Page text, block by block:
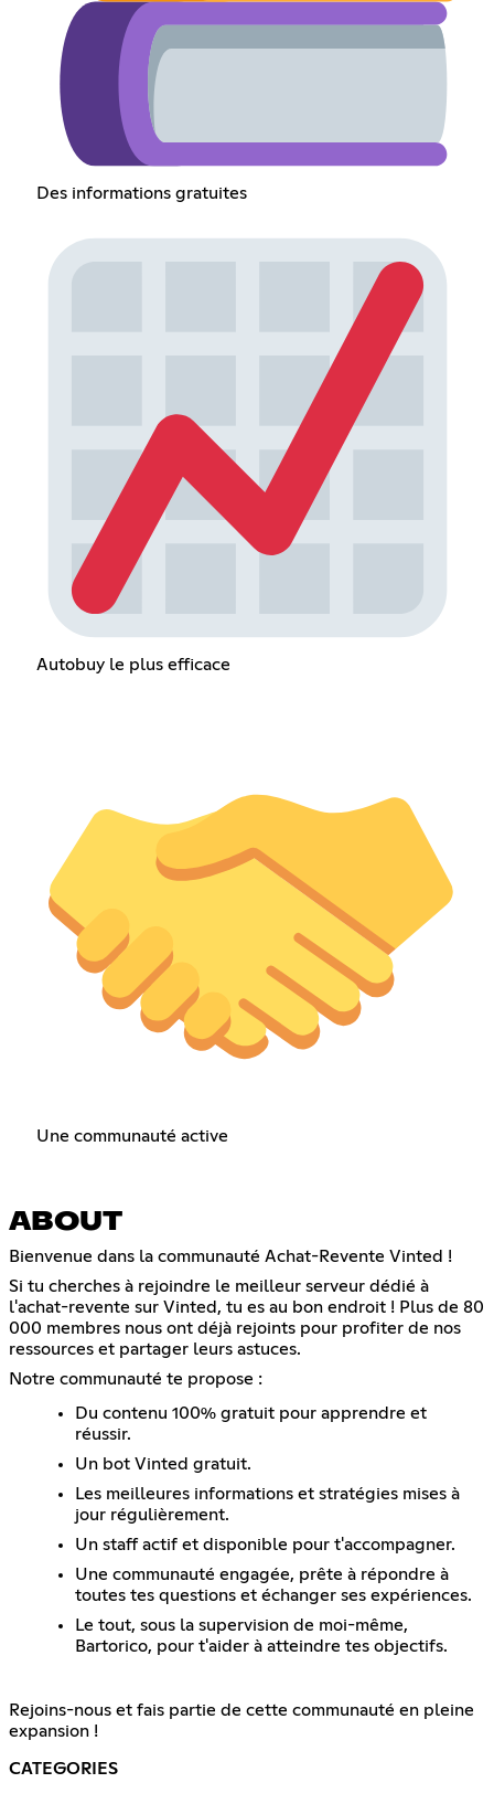
Des informations gratuites
Autobuy le plus efficace
Une communauté active
ABOUT
Bienvenue dans la communauté Achat-Revente Vinted !
Si tu cherches à rejoindre le meilleur serveur dédié à
l'achat-revente sur Vinted, tu es au bon endroit ! Plus de 80
000 membres nous ont déjà rejoints pour profiter de nos
ressources et partager leurs astuces.
Notre communauté te propose :
Du contenu 100% gratuit pour apprendre et
réussir.
Un bot Vinted gratuit.
Les meilleures informations et stratégies mises à
jour régulièrement.
Un staff actif et disponible pour t'accompagner.
Une communauté engagée, prête à répondre à
toutes tes questions et échanger ses expériences.
Le tout, sous la supervision de moi-même,
Bartorico, pour t'aider à atteindre tes objectifs.
Rejoins-nous et fais partie de cette communauté en pleine
expansion !
CATEGORIES